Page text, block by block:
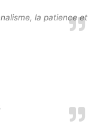
la patience et